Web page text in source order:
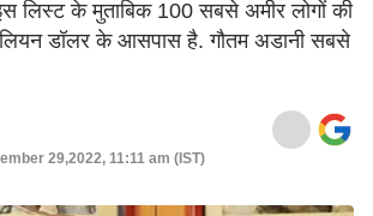
लिस्ट के मुताबिक 100 सबसे अमीर लोगों की
डॉलर के आसपास है. गौतम अडानी सबसे
29,2022, 11:11 am (IST)